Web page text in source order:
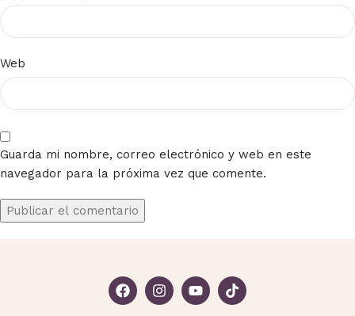
Web
Guarda mi nombre, correo electrónico y web en este
navegador para la próxima vez que comente.